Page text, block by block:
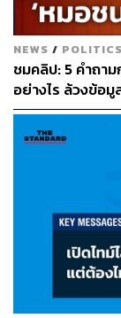
NEWS / POLITICS
ชมคลิป: 5 คำถาม
อย่างไร ล้วงข้อ